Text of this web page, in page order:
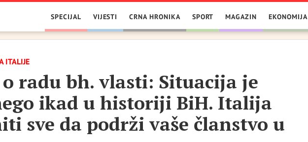
SPECIJAL VIJESTI CRNA HRONIKA SPORT MAGAZIN EKONOMIJA
ITALIJE
radu bh. vlasti: Situacija je
ikad u historiji BiH. Italija
sve da podrži vaše članstvo u